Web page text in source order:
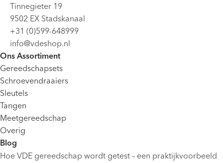
Tinnegieter 19
9502 EX Stadskanaal
+31 (0)599-648999
info@vdeshop.nl
Ons Assortiment
Gereedschapsets
Schroevendraaiers
Sleutels
Tangen
Meetgereedschap
Overig
Blog
Hoe VDE gereedschap wordt getest – een praktijkvoorbeeld